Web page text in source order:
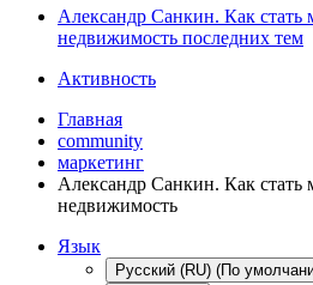
Александр Санкин. Как стать
недвижимость последних тем
Активность
Главная
community
маркетинг
Александр Санкин. Как стать
недвижимость
Язык
Русский (RU) (По